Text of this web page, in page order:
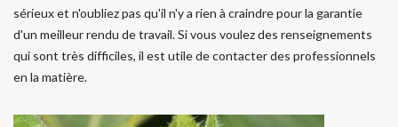
sérieux et n'oubliez pas qu'il n'y a rien à craindre pour la garantie
d'un meilleur rendu de travail. Si vous voulez des renseignements
qui sont très difficiles, il est utile de contacter des professionnels
en la matière.